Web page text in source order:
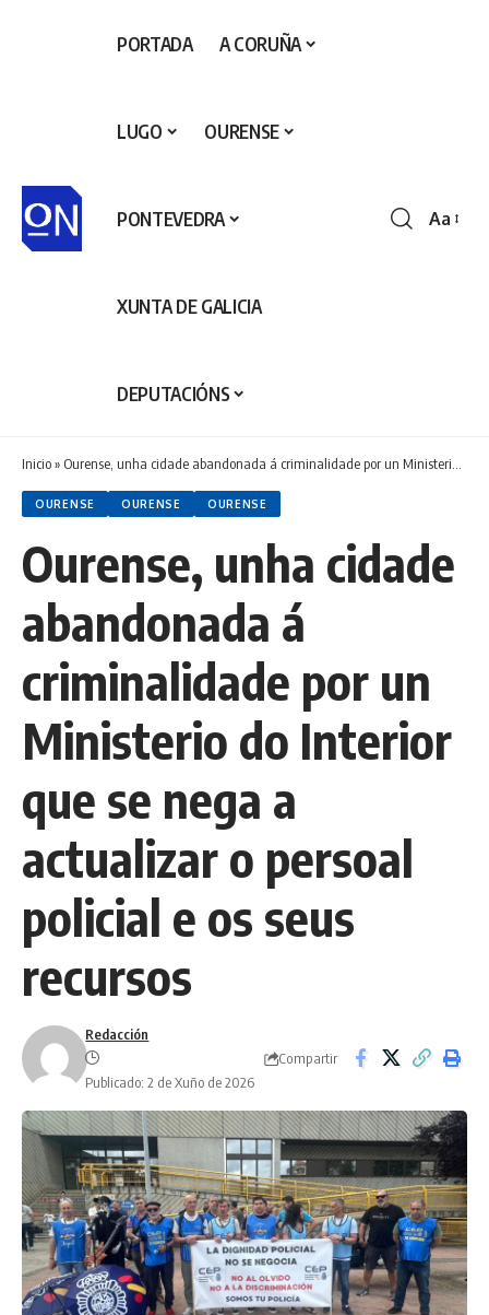
PORTADA A CORUÑA
LUGO OURENSE
PONTEVEDRA
XUNTA DE GALICIA
DEPUTACIÓNS
Aa
Inicio» Ourense, unha cidade abandonada á criminalidade por un Ministerio do Interior que se nega a actualizar o persoal policial e os seus recursos
OURENSE OURENSE OURENSE
Ourense, unha cidade
abandonada á
criminalidade por un
Ministerio do Interior
que se nega a
actualizar o persoal
policial e os seus
recursos
Redacción
Publicado: 2 de Xuño de 2026
Compartir